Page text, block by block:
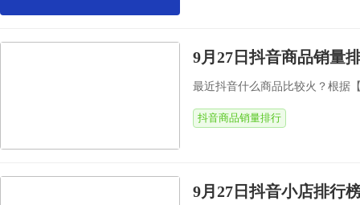
9月27日抖音商品销量
最近抖音什么商品比较火？根据
抖音商品销量排行
9月27日抖音小店排行